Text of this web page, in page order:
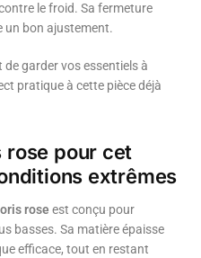
le froid. Sa fermeture
un bon ajustement.
garder vos essentiels à
pratique à cette pièce déjà
rose pour cet
extrêmes
rose est conçu pour
basses. Sa matière épaisse
efficace, tout en restant